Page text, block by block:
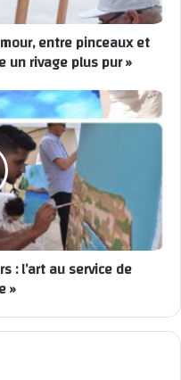
de ceux qui
célébration planétaire de
elle ne compte pas
fièvre verte envahit
!
entre pinceaux et
un rivage plus pur »
: l’art au service de
»